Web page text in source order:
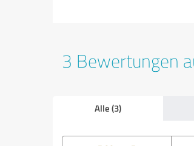
3 Bewertungen
Alle (3)